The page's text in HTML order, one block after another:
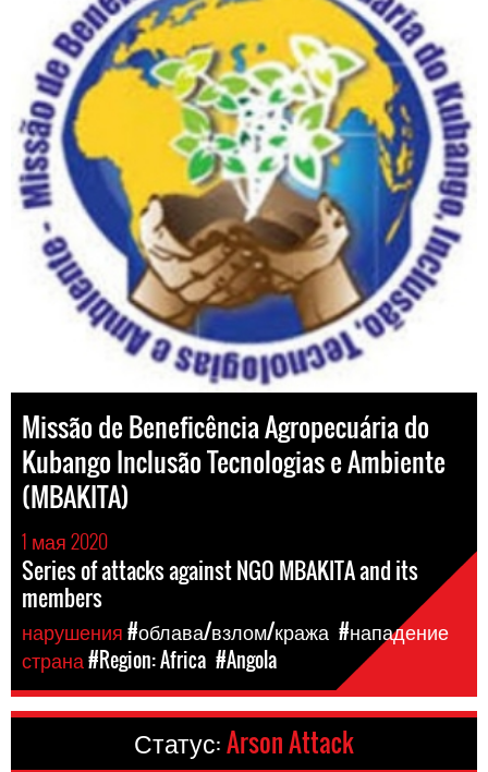
Missão de Beneficência Agropecuária do
Kubango Inclusão Tecnologias e Ambiente
(MBAKITA)
1 мая 2020
Series of attacks against NGO MBAKITA and its
members
нарушения#облава/взлом/кража #нападение
страна#Region: Africa #Angola
Статус:Arson Attack